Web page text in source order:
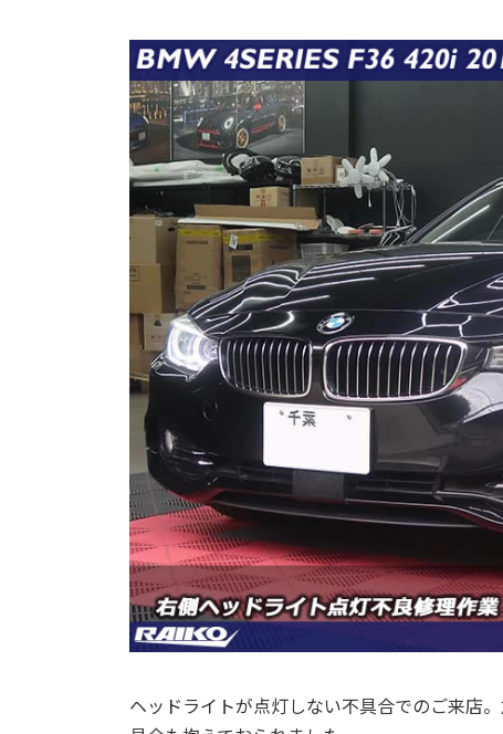
ヘッドライトが点灯しない不具合でのご来店